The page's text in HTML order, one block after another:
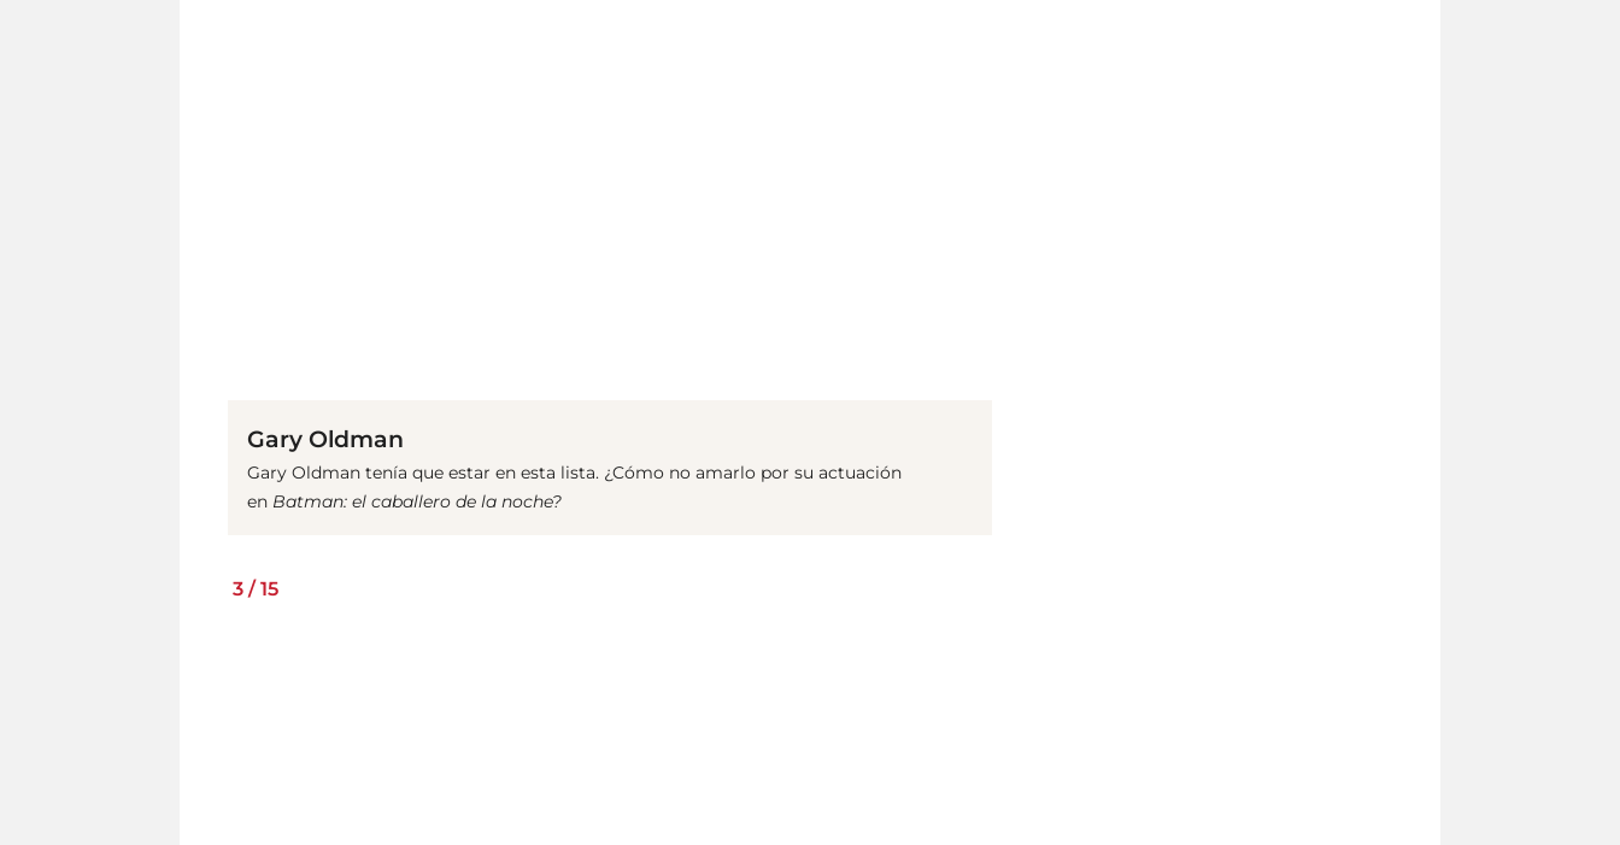
Gary Oldman
Gary Oldman tenía que estar en esta lista. ¿Cómo no amarlo por su actuación
en Batman: el caballero de la noche?
3 /15